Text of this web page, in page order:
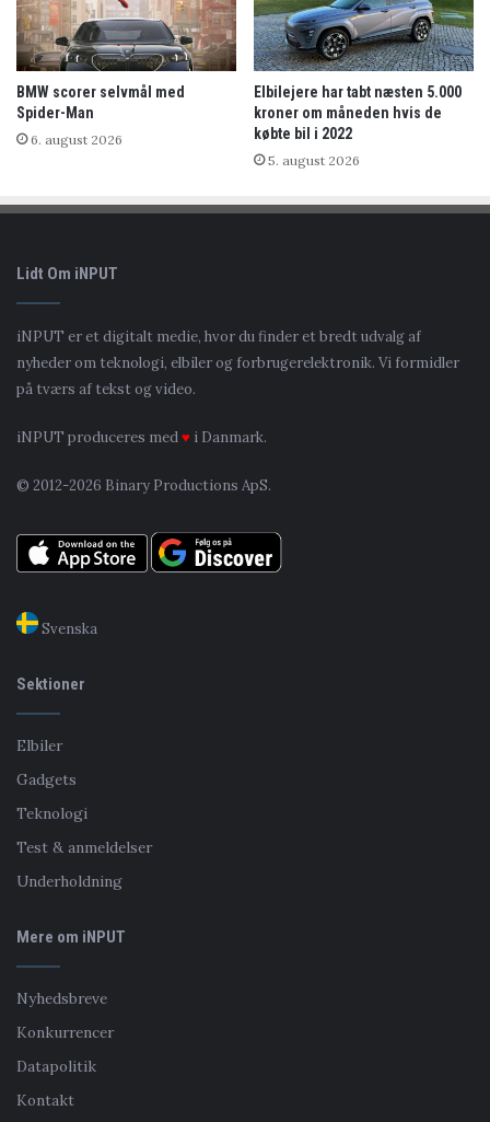
BMW scorer selvmål med
Spider-Man
6. august 2026
Elbilejere har tabt næsten 5.000
kroner om måneden hvis de
købte bil i 2022
5. august 2026
Lidt Om iNPUT
iNPUT er et digitalt medie, hvor du finder et bredt udvalg af
nyheder om teknologi, elbiler og forbrugerelektronik. Vi formidler
på tværs af tekst og video.
iNPUT produceres med♥ i Danmark.
© 2012-2026 Binary Productions ApS.
Svenska
Sektioner
Elbiler
Gadgets
Teknologi
Test & anmeldelser
Underholdning
Mere om iNPUT
Nyhedsbreve
Konkurrencer
Datapolitik
Kontakt